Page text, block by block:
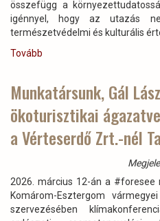
összefügg a
igénnyel, hogy az utazás
természetvédelmi és kulturális
Tovább
tömegtől:
ezért
választják
egyre
erdei
utakat)
Munkatársunk, Gál
ökoturisztikai
a Vérteserdő Zrt.-nél
2026. március 12-án a #foresee
Komárom-Esztergom
szervezésében